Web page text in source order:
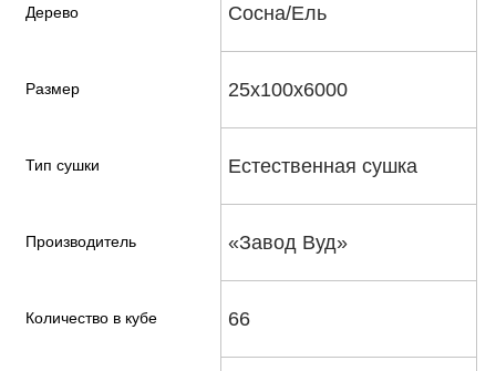
Дерево Сосна/Ель
Размер 25х100х6000
Тип сушки Естественная сушка
Производитель «Завод Вуд»
Количество в кубе 66